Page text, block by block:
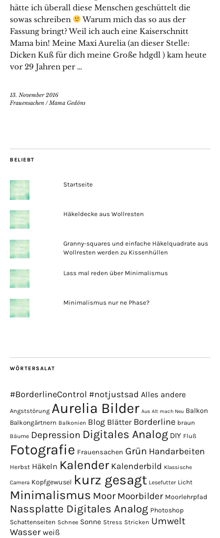
hätte ich überall diese Menschen geschüttelt die
sowas schreiben
Warum mich das so aus der
Fassung bringt? Weil ich auch eine Kaiserschnitt
Mama bin! Meine Maxi Aurelia (an dieser Stelle:
Dicken Kuß für dich meine Große hdgdl ) kam heute
vor 29 Jahren per …
13. November 2016
Frauensachen / Mama Gedöns
BELIEBT
Startseite
Häkeldecke aus Wollresten
Granny-squares und einfache Häkelquadrate aus
Wollresten werden zu Kissenhüllen
Lass mal reden über Minimalismus
Minimalismus nur ne Phase?
WÖRTERSALAT
#BorderlineControl #notjustsad Alles andere
Angststörung Aurelia Bilder Aus Alt mach Neu Balkon
Balkongärtnern Balkonien Blog Blätter Borderline braun
Bäume Depression Digitales Analog DIY Fluß
Fotografie Frauensachen Grün Handarbeiten
Herbst Häkeln Kalender Kalenderbild Klassische
Camera Kopfgewusel kurz gesagt Lesefutter Licht
Minimalismus Moor Moorbilder Moorlehrpfad
Nassplatte Digitales Analog Photoshop
Schattenseiten Schnee Sonne Stress Stricken Umwelt
Wasser weiß